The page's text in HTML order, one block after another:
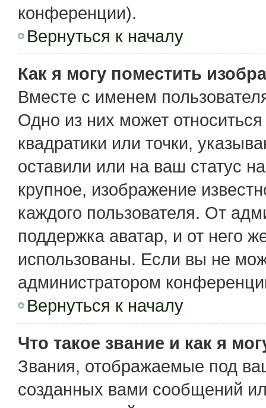
конференции).
Вернуться к началу
Как я могу поместить
Вместе с именем
Одно из них может
квадратики или точки,
оставили или на ваш статус
крупное, изображение
каждого пользователя. От
поддержка аватар, и от него
использованы. Если вы не
администратором
Вернуться к началу
Что такое звание и как я
Звания, отображаемые под
созданных вами сообщений